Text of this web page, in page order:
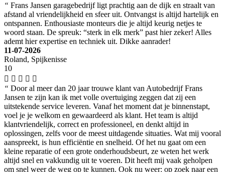
“ Frans Jansen garagebedrijf ligt prachtig aan de dijk en straalt van
afstand al vriendelijkheid en sfeer uit. Ontvangst is altijd hartelijk en
ontspannen. Enthousiaste monteurs die je altijd keurig netjes te
woord staan. De spreuk: “sterk in elk merk” past hier zeker! Alles
ademt hier expertise en techniek uit. Dikke aanrader!
11-07-2026
Roland, Spijkenisse
10
“ Door al meer dan 20 jaar trouwe klant van Autobedrijf Frans
Jansen te zijn kan ik met volle overtuiging zeggen dat zij een
uitstekende service leveren. Vanaf het moment dat je binnenstapt,
voel je je welkom en gewaardeerd als klant. Het team is altijd
klantvriendelijk, correct en professioneel, en denkt altijd in
oplossingen, zelfs voor de meest uitdagende situaties. Wat mij vooral
aanspreekt, is hun efficiëntie en snelheid. Of het nu gaat om een
kleine reparatie of een grote onderhoudsbeurt, ze weten het werk
altijd snel en vakkundig uit te voeren. Dit heeft mij vaak geholpen
om snel weer de weg op te kunnen. Ook nu weer: op zoek naar een